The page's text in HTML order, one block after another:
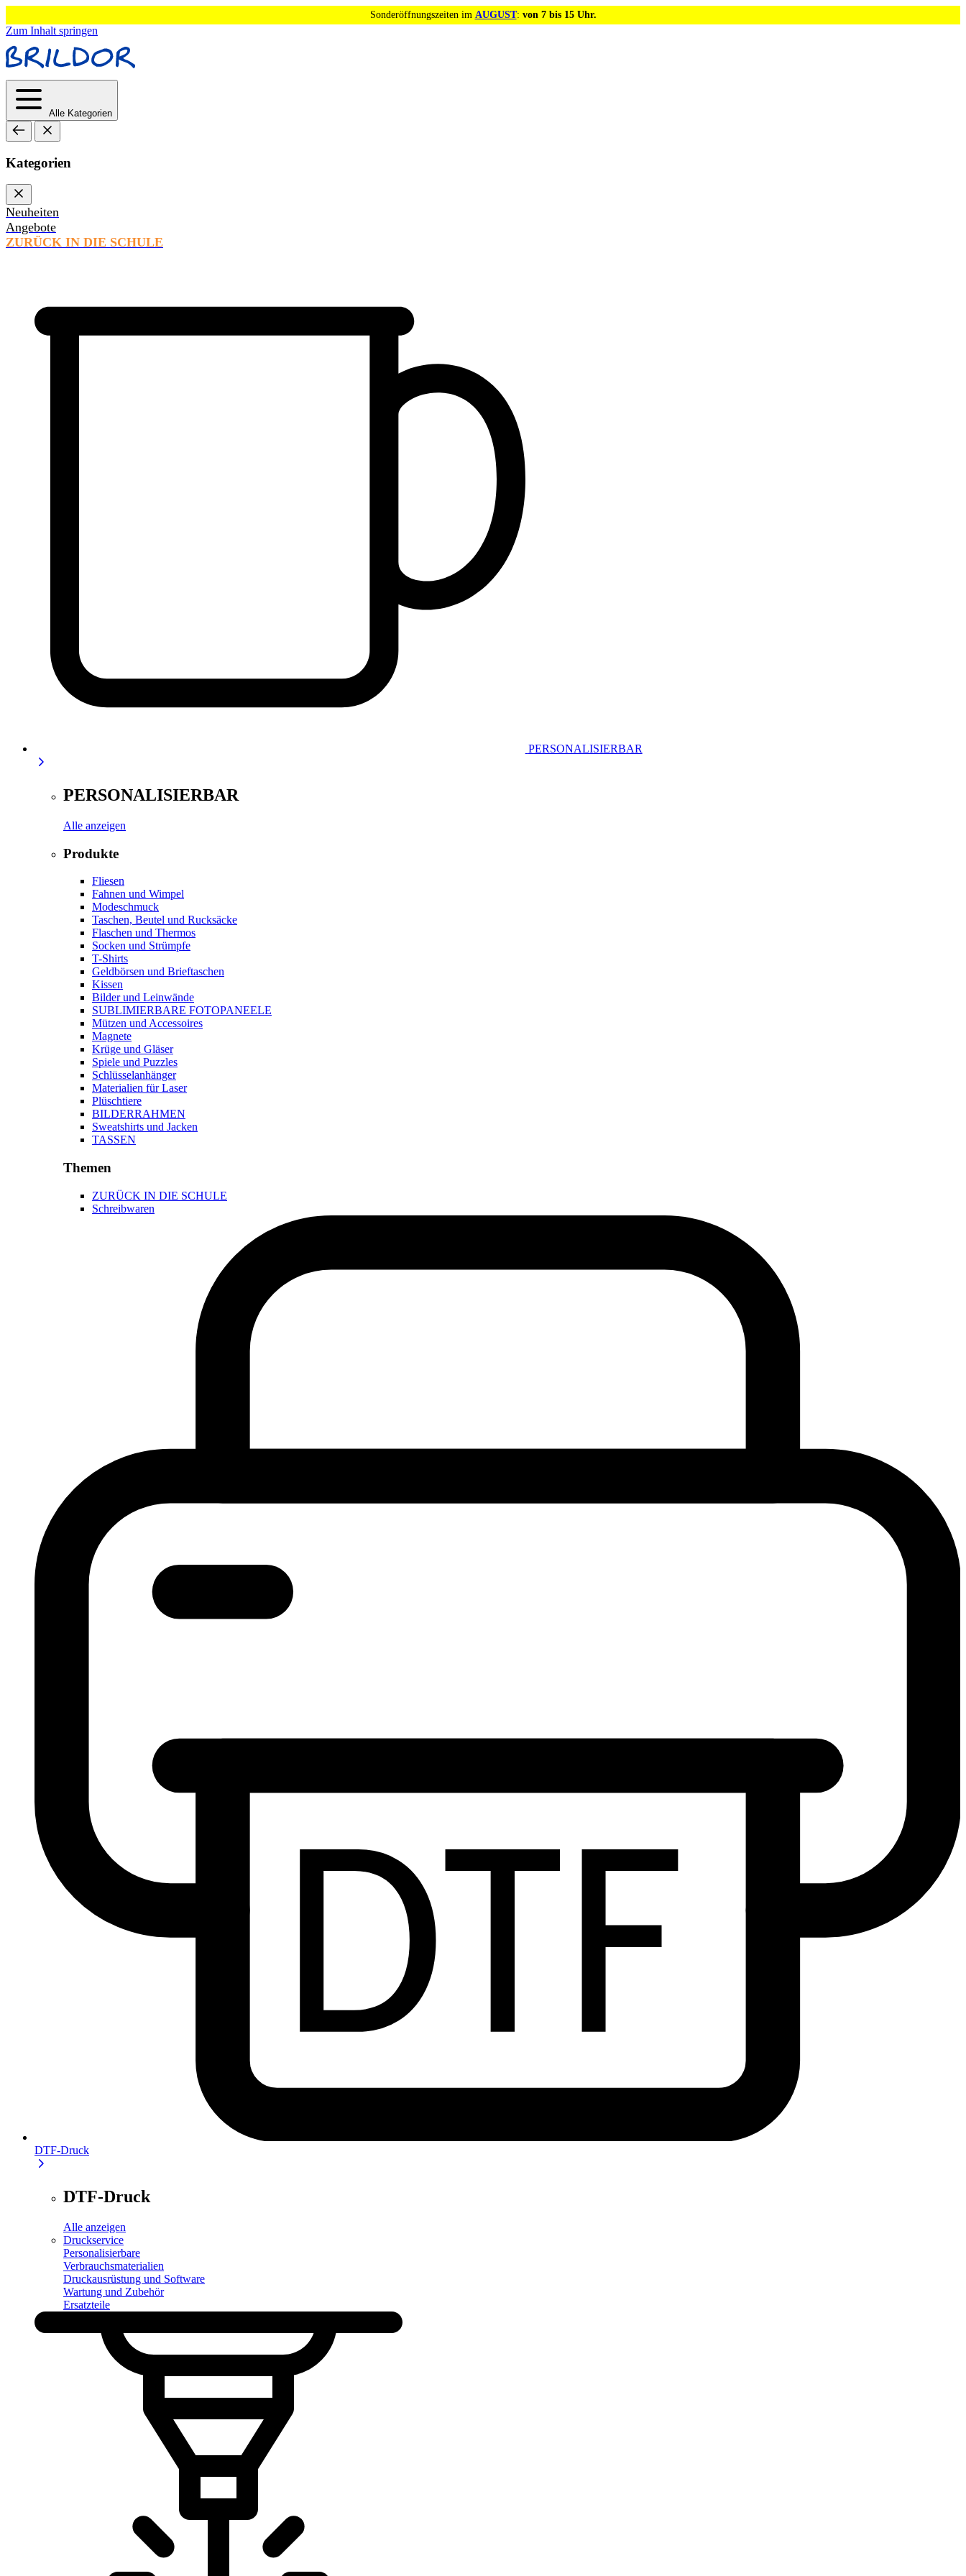
Sonderöffnungszeiten im AUGUST: von 7 bis 15 Uhr.
Zum Inhalt springen
Alle Kategorien
Kategorien
Neuheiten
Angebote
ZURÜCK IN DIE SCHULE
PERSONALISIERBAR
PERSONALISIERBAR
Alle anzeigen
Produkte
Fliesen
Fahnen und Wimpel
Modeschmuck
Taschen, Beutel und Rucksäcke
Flaschen und Thermos
Socken und Strümpfe
T-Shirts
Geldbörsen und Brieftaschen
Kissen
Bilder und Leinwände
SUBLIMIERBARE FOTOPANEELE
Mützen und Accessoires
Magnete
Krüge und Gläser
Spiele und Puzzles
Schlüsselanhänger
Materialien für Laser
Plüschtiere
BILDERRAHMEN
Sweatshirts und Jacken
TASSEN
Themen
ZURÜCK IN DIE SCHULE
Schreibwaren
DTF-Druck
DTF-Druck
Alle anzeigen
Druckservice
Personalisierbare
Verbrauchsmaterialien
Druckausrüstung und Software
Wartung und Zubehör
Ersatzteile